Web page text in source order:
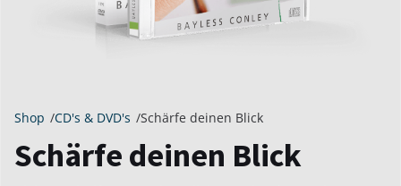
Shop /CD's & DVD's /Schärfe deinen Blick
Schärfe deinen Blick